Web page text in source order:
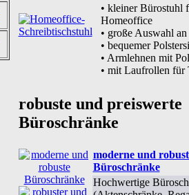
• kleiner Bürostuhl
Homeoffice
• große Auswahl
• bequemer
• Armlehnen mit
• mit Laufrollen für
robuste und preiswerte
Büroschränke
moderne und
Büroschränke
Hochwertige